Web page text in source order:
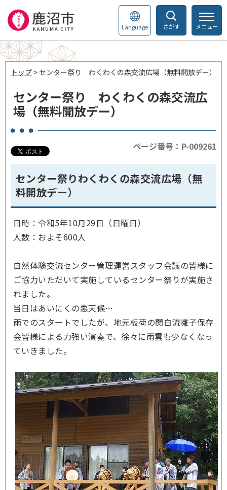
さがす
Language メニュー
トップ > センター祭り わくわくの森交流広場（無料開放デー）
センター祭り わくわくの森交流広
場（無料開放デー）
ページ番号：P-009261
センター祭りわくわくの森交流広場（無
料開放デー）
日時：令和5年10月29日（日曜日）
人数：およそ600人
自然体験交流センター管理運営スタッフ会議の皆様に
ご協力いただいて実施しているセンター祭りが実施さ
れました。
当日はあいにくの悪天候…
雨でのスタートでしたが、地元板荷の関白流囃子保存
会皆様による力強い演奏で、徐々に雨雲も少なくなっ
ていきました。